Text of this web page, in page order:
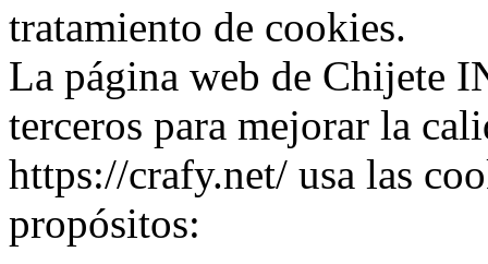
tratamiento de cookies.
La página web de Chijete
terceros para mejorar la
https://crafy.net/ usa las
propósitos: